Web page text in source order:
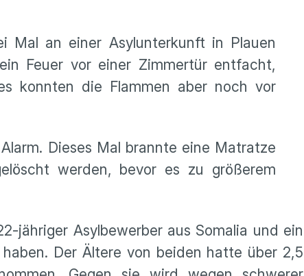
Mal an einer Asylunterkunft in Plauen
Feuer vor einer Zimmertür entfacht,
konnten die Flammen aber noch vor
Dieses Mal brannte eine Matratze
werden, bevor es zu größerem
jähriger Asylbewerber aus Somalia und ein
Der Ältere von beiden hatte über 2,5